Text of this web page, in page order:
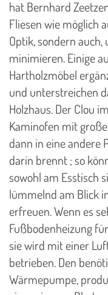
hat Bernhard
Fliesen wie möglich
Optik, sondern
minimieren. Einige
Hartholzmöbel
und unterstreichen
Holzhaus. Der Clou
Kaminofen mit
dann in eine andere
darin brennt ; so
sowohl am Esstisch
lümmelnd am Blick
erfreuen. Wenn es
Fußbodenheizung
sie wird mit einer
betrieben. Den
Wärmepumpe,